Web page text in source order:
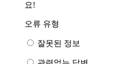
요!
오류 유형
잘못된 정보